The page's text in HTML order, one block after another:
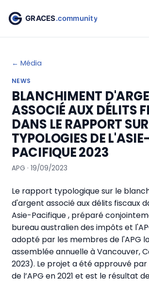
← Média
NEWS
BLANCHIMENT
ASSOCIÉ AUX DÉLITS
DANS LE RAPPORT
TYPOLOGIES DE L'ASIE-
PACIFIQUE 2023
APG · 19/09/2023
Le rapport typologique sur le
d'argent associé aux délits fiscaux
Asie-Pacifique, préparé
bureau australien des impôts et
adopté par les membres de l'APG
assemblée annuelle à Vancouver,
2023). Le projet a été approuvé
de l’APG en 2021 et est le résultat